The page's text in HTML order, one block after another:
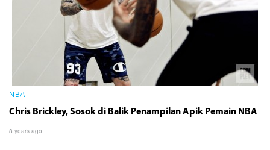
NBA
Chris Brickley, Sosok di Balik Penampilan Apik Pemain NBA
8 years ago